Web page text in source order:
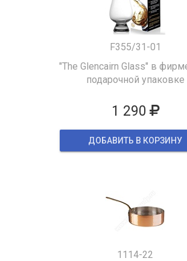
F355/31-01
"The Glencairn Glass" в
подарочной упаковке
1 290
ДОБАВИТЬ В КОРЗИНУ
1114-22